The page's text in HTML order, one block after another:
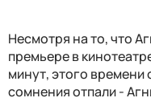
Несмотря на то, что
премьере в
минут, этого времени
сомнения отпали -